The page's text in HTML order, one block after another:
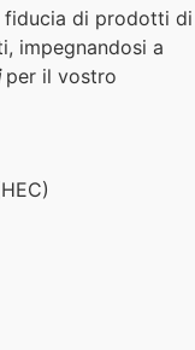
fiducia di prodotti di
impegnandosi a
per il vostro